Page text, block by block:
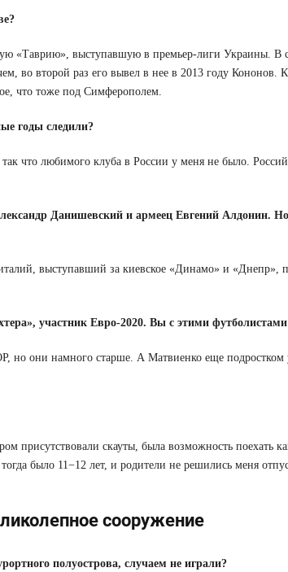
«Таврию», выступавшую в премьер-лиги Украины. В
во второй раз его вывел в нее в 2013 году Кононов.
что тоже под Симферополем.
годы следили?
что любимого клуба в России у меня не было.
Данишевский и армеец Евгений Алдонин.
выступавший за киевское «Динамо» и «Днепр»,
участник Евро-2020. Вы с этими
они намного старше. А Матвиенко еще подростком
присутствовали скауты, была возможность поехать
было 11−12 лет, и родители не решились меня
сооружение
полуострова, случаем не играли?